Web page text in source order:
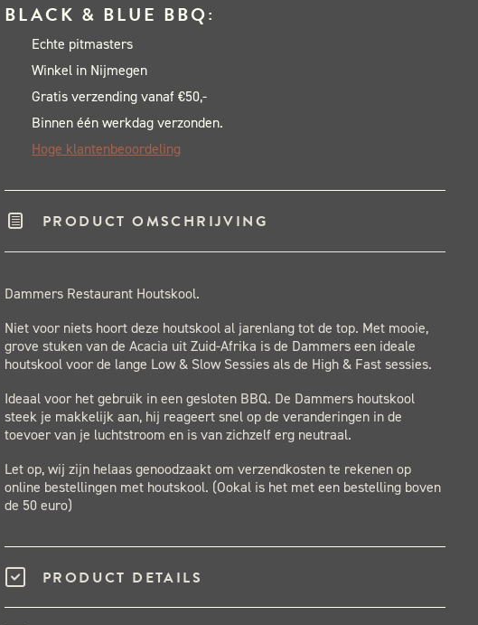
South
African
Houtskool
10kg
aantal
BLACK & BLUE BBQ:
Echte pitmasters
Winkel in Nijmegen
Gratis verzending vanaf €50,-
Binnen één werkdag verzonden.
Hoge klantenbeoordeling
PRODUCT OMSCHRIJVING
Dammers Restaurant Houtskool.
Niet voor niets hoort deze houtskool al jarenlang tot de top. Met mooie,
grove stuken van de Acacia uit Zuid-Afrika is de Dammers een ideale
houtskool voor de lange Low & Slow Sessies als de High & Fast sessies.
Ideaal voor het gebruik in een gesloten BBQ. De Dammers houtskool
steek je makkelijk aan, hij reageert snel op de veranderingen in de
toevoer van je luchtstroom en is van zichzelf erg neutraal.
Let op, wij zijn helaas genoodzaakt om verzendkosten te rekenen op
online bestellingen met houtskool. (Ookal is het met een bestelling boven
de 50 euro)
PRODUCT DETAILS